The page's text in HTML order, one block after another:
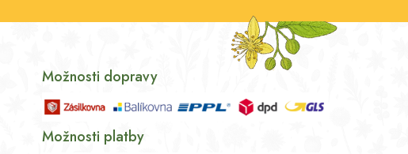
Možnosti dopravy
Možnosti platby